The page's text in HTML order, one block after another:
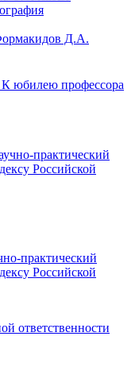
Д.А.
К юбилею профессора
практический
Российской